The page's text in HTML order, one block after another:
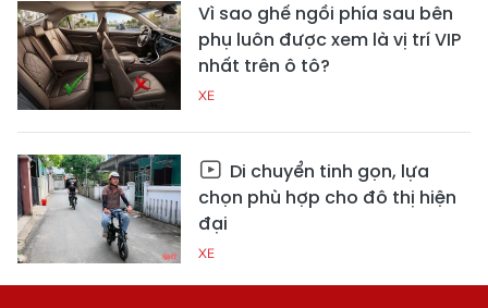
Vì sao ghế ngồi phía sau bên
phụ luôn được xem là vị trí VIP
nhất trên ô tô?
XE
Di chuyển tinh gọn, lựa
chọn phù hợp cho đô thị hiện
đại
XE